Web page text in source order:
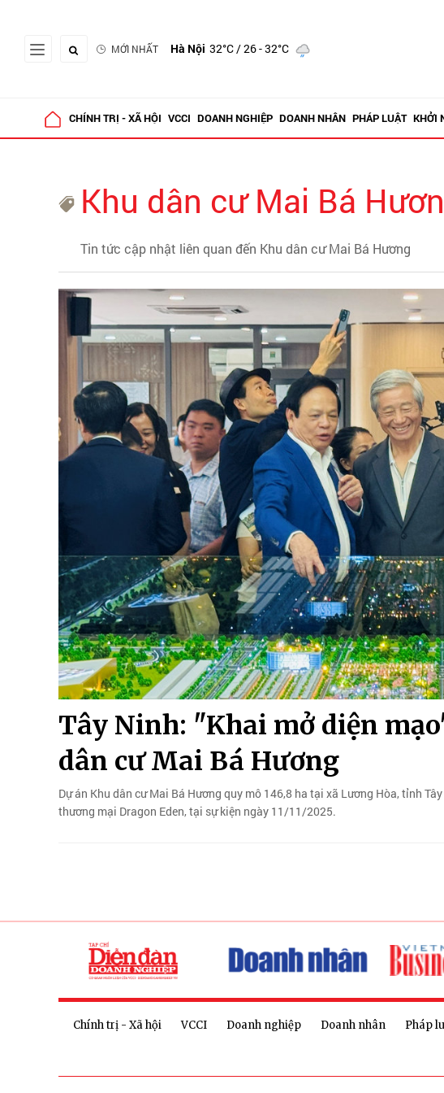
MỚI NHẤT Hà Nội 32°C/ 26 - 32°C
CHÍNH TRỊ - XÃ HỘI VCCI DOANH NGHIỆP DOANH NHÂN PHÁP LUẬT KHỞI
Khu dân cư Mai Bá
Tin tức cập nhật liên quan đến Khu dân cư Mai Bá Hương
Tây Ninh: "Khai mở diện
dân cư Mai Bá Hương
Dự án Khu dân cư Mai Bá Hương quy mô 146,8 ha tại xã Lương Hòa, tỉnh
thương mại Dragon Eden, tại sự kiện ngày 11/11/2025.
Chính trị - Xã hội VCCI Doanh nghiệp Doanh nhân Pháp